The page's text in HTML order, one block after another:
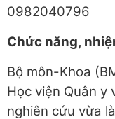
Chức năng,
Bộ môn-Khoa
Học viện Quân y
nghiên cứu vừa